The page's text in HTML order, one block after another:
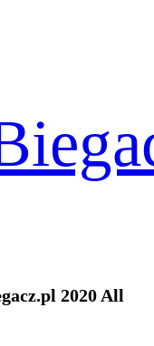
2020 All